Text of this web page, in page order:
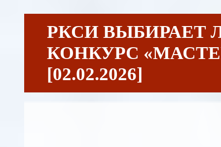
РКСИ ВЫБИРАЕТ
КОНКУРС
[02.02.2026]